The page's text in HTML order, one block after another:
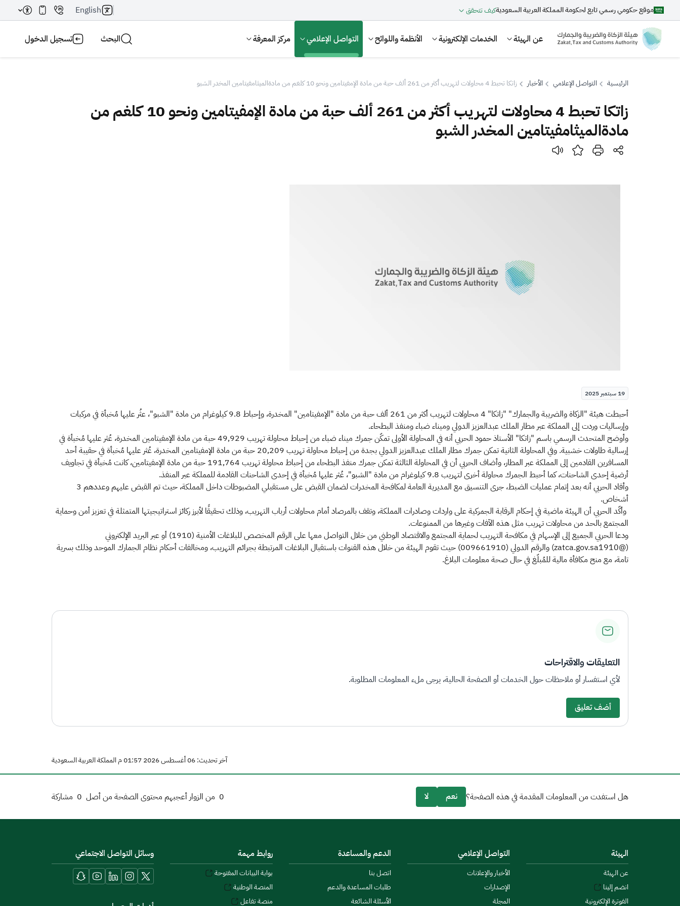
موقع حكومي رسمي تابع لحكومة المملكة العربية السعوديةكيف تتحقق English
عن الهيئة الخدمات الإلكترونية الأنظمة واللوائح التواصل الإعلامي مركز المعرفة البحث تسجيل الدخول
بحث
الرئيسية التواصل الإعلامي الأخبار زاتكا تحبط 4 محاولات لتهريب أكثر من 261 ألف حبة من مادة الإمفيتامين ونحو 10 كلغم من مادةالميثامفيتامين المخدر الشبو
زاتكا تحبط 4 محاولات لتهريب أكثر من 261 ألف حبة من مادة الإمفيتامين ونحو 10 كلغم من
مادةالميثامفيتامين المخدر الشبو
19 سبتمبر 2025
​​​أحبطت هيئة "الزكاة والضريبة والجمارك" "زاتكا" 4 محاولات لتهريب أكثر من 261 ألف حبة من مادة "الإمفيتامين" المخدرة، وإحباط 9.8 كيلوغرام من مادة "الشبو"، عثُر عليها مُخبأة في مركبات
وإرساليات وردت إلى المملكة عبر مطار الملك عبدالعزيز الدولي وميناء ضباء ومنفذ البطحاء.
وأوضح المتحدث الرسمي باسم "زاتكا" الأستاذ حمود الحربي أنه في المحاولة الأولى تمكّن جمرك ميناء ضباء من إحباط محاولة تهريب 49,929 حبة من مادة الإمفيتامين المخدرة، عُثر عليها مُخبأة في
إرسالية طاولات خشبية. وفي المحاولة الثانية تمك​​ن جمرك مطار الملك عبدالعزيز الدولي بجدة من إحباط محاولة تهريب 20,209 حبة من مادة الإمفيتامين المخدرة، عُثر عليها مُخبأة في حقيبة أحد
المسافرين القادمين إلى المملكة عبر المطار، وأضاف الحربي أن في المحاولة الثالثة تمكن جمرك منفذ البطحاء من إحباط محاولة تهريب 191,764 حبة من مادة الإمفيتامين، كانت مُخبأة في تجاويف
أرضية إحدى الشاحنات، كما أحبط الجمرك محاولة أخرى لتهريب 9.8 كيلوغرام من مادة "الشبو"، عُثر عليها مُخبأة في إحدى الشاحنات القادمة للمملكة عبر المنفذ.
وأفاد الحربي أنه بعد إتمام عمليات الضبط، جرى التنسيق مع المديرية العامة لمكافحة المخدرات لضمان القبض على مستقبلي المضبوطات داخل المملكة، حيث تم القبض عليهم وعددهم 3
أشخاص.
وأكّد الحربي أن الهيئة ماضية في إحكام الرقابة الجمركية على واردات وصادرات المملكة، وتقف بالمرصاد أمام محاولات أرباب التهريب، وذلك تحقيقًا لأبرز ركائز استراتيجيتها المتمثلة في تعزيز أمن وحماية
المجتمع بالحد من محاولات تهريب مثل هذه الآفات وغيرها من الممنوعات.​
ودعا الحربي الجميع إلى الإسهام في مكافحة التهريب لحماية المجتمع والاقتصاد الوطني من خلال التواصل معها على الرقم المخصص للبلاغات الأمنية (1910) أو عبر البريد الإلكتروني
(@zatca.gov.sa1910) والرقم الدولي (009661910) حيث تقوم الهيئة من خلال هذه القنوات باستقبال البلاغات المرتبطة بجرائم التهريب، ومخالفات أحكام نظام الجمارك الموحد وذلك بسرية
تامة، مع منح مكافأة مالية للمُبلّغ في حال صحة معلومات البلاغ.
التعليقات والاقتراحات
لأي استفسار أو ملاحظات حول الخدمات أو الصفحة الحالية، يرجى ملء المعلومات المطلوبة.
أضف تعليق
آخر تحديث: 06 أغسطس 2026 01:57 م المملكة العربية السعودية
0 من الزوار أعجبهم محتوى الصفحة من أصل 0 مشاركة هل استفدت من المعلومات المقدمة في هذه الصفحة؟ نعم لا
الهيئة
عن الهيئة
انضم إلينا
الفوترة الإلكترونية
التواصل الإعلامي
الأخبار والإعلانات
الإصدارات
المجلة
الدعم والمساعدة
اتصل بنا
طلبات المساعدة والدعم
الأسئلة الشائعة
روابط مهمة
بوابة البيانات المفتوحة
المنصة الوطنية
منصة تفاعل
وسائل التواصل الاجتماعي